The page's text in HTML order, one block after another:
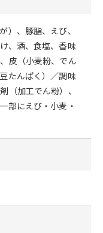
）、豚脂、えび、
、酒、食塩、香味
皮（小麦粉、でん
たんぱく）／調味
（加工でん粉）、
部にえび・小麦・